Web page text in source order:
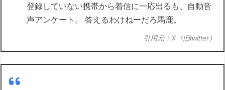
登録していない携帯から着信に一応出るも、自動音
声アンケート。 答えるわけねーだろ馬鹿。
引用元：X（旧twitter）